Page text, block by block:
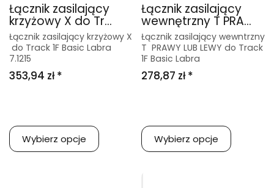
Łącznik zasilający
krzyżowy X do Tr...
Łącznik zasilający krzyżowy X
do Track 1F Basic Labra
7.1215
353,94 zł *
Wybierz opcje
Łącznik zasilający
wewnętrzny T PRA...
Łącznik zasilający wewntrzny
T PRAWY LUB LEWY do Track
1F Basic Labra
278,87 zł *
Wybierz opcje